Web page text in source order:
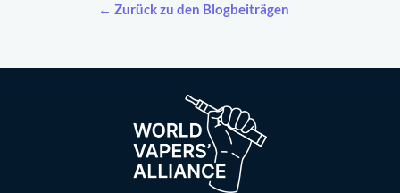
← Zurück zu den Blogbeiträgen